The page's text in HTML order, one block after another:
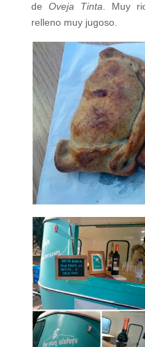
de Oveja Tinta . Muy
relleno muy jugoso.